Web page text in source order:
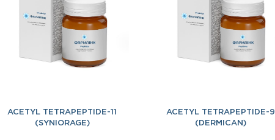
ACETYL TETRAPEPTIDE-11
(SYNIORAGE)
ACETYL TETRAPEPTIDE-9
(DERMICAN)